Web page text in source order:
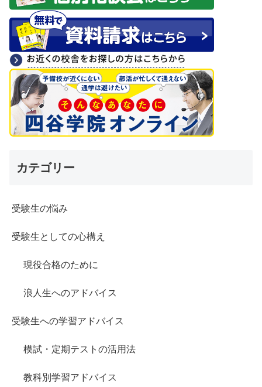
カテゴリー
受験生の悩み
受験生としての心構え
現役合格のために
浪人生へのアドバイス
受験生への学習アドバイス
模試・定期テストの活用法
教科別学習アドバイス